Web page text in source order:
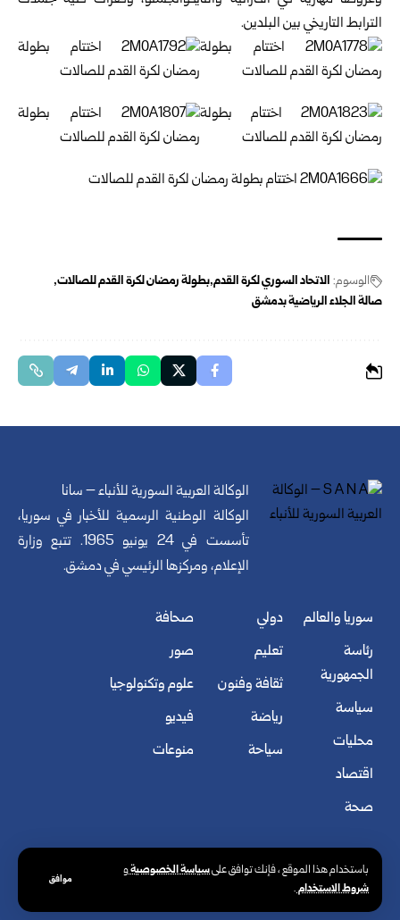
باستخدام هذا الموقع ، فإنك توافق علىسياسة الخصوصيةو
شروط الاستخدام.
موافق
الترابط التاريخي بين البلدين.
الوسوم: الاتحاد السوري لكرة القدم بطولة رمضان لكرة القدم للصالات
صالة الجلاء الرياضية بدمشق
الوكالة العربية السورية للأنباء – سانا
الوكالة الوطنية الرسمية للأخبار في سوريا،
تأسست في 24 يونيو 1965. تتبع وزارة
الإعلام، ومركزها الرئيسي في دمشق.
سوريا والعالم
رئاسة
الجمهورية
سياسة
محليات
اقتصاد
صحة
دولي
تعليم
ثقافة وفنون
رياضة
سياحة
صحافة
صور
علوم وتكنولوجيا
فيديو
منوعات
© الوكالة العربية السورية للأنباء. كافة الحقوق محفوظة.